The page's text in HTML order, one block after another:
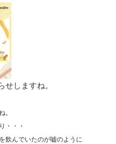
せしますね。
。
・・・
飲んでいたのが嘘のように